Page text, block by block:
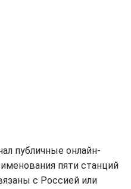
публичные онлайн-
пяти станций
с Россией или